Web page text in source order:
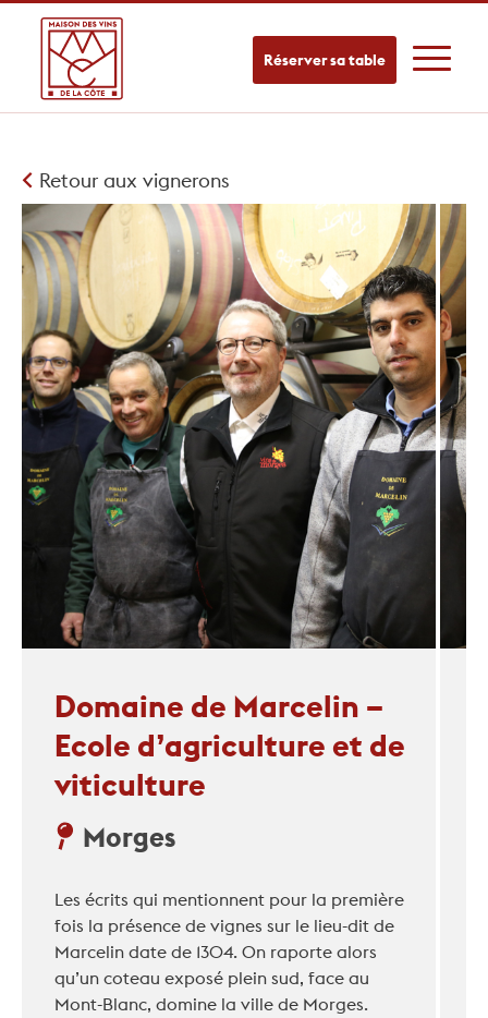
Réserver sa table
Retour aux vignerons
Domaine de Marcelin –
Ecole d’agriculture et de
viticulture
Morges
Les écrits qui mentionnent pour la première
fois la présence de vignes sur le lieu-dit de
Marcelin date de 1304. On raporte alors
qu’un coteau exposé plein sud, face au
Mont-Blanc, domine la ville de Morges.